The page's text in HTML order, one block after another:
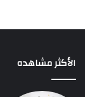
الأكثر مشاهده